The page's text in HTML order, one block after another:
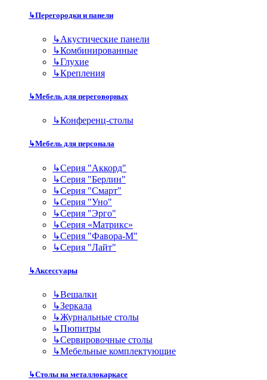
↳Перегородки и панели
↳Акустические панели
↳Комбинированные
↳Глухие
↳Крепления
↳Мебель для переговорных
↳Конференц-столы
↳Мебель для персонала
↳Серия "Аккорд"
↳Серия "Берлин"
↳Серия "Смарт"
↳Серия "Уно"
↳Серия "Эрго"
↳Серия «Матрикс»
↳Серия "Фавора-М"
↳Серия "Лайт"
↳Аксессуары
↳Вешалки
↳Зеркала
↳Журнальные столы
↳Пюпитры
↳Сервировочные столы
↳Мебельные комплектующие
↳Столы на металлокаркасе